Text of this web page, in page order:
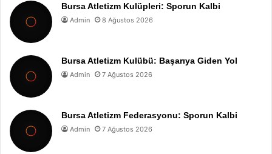
Bursa Atletizm Kulüpleri: Sporun Kalbi
Admin 8 Ağustos 2026
Bursa Atletizm Kulübü: Başarıya Giden Yol
Admin 7 Ağustos 2026
Bursa Atletizm Federasyonu: Sporun Kalbi
Admin 7 Ağustos 2026